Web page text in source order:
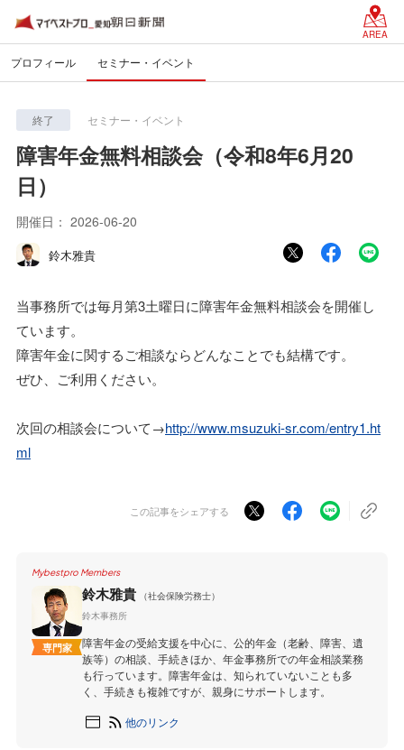
AREA
プロフィール セミナー・イベント
終了 セミナー・イベント
障害年金無料相談会（令和8年6月20
日）
開催日： 2026-06-20
鈴木雅貴
当事務所では毎月第3土曜日に障害年金無料相談会を開催し
ています。
障害年金に関するご相談ならどんなことでも結構です。
ぜひ、ご利用ください。
次回の相談会について→http://www.msuzuki-sr.com/entry1.ht
ml
この記事をシェアする
Mybestpro Members
専門家
鈴木雅貴
（社会保険労務士）
鈴木事務所
障害年金の受給支援を中心に、公的年金（老齢、障害、遺
族等）の相談、手続きほか、年金事務所での年金相談業務
も行っています。障害年金は、知られていないことも多
く、手続きも複雑ですが、親身にサポートします。
他のリンク